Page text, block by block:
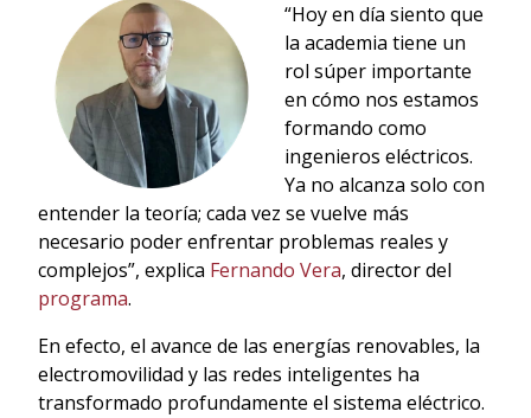
“Hoy en día siento que
la academia tiene un
rol súper importante
en cómo nos estamos
formando como
ingenieros eléctricos.
Ya no alcanza solo con
entender la teoría; cada vez se vuelve más
necesario poder enfrentar problemas reales y
complejos”, explica Fernando Vera, director del
programa.
En efecto, el avance de las energías renovables, la
electromovilidad y las redes inteligentes ha
transformado profundamente el sistema eléctrico.